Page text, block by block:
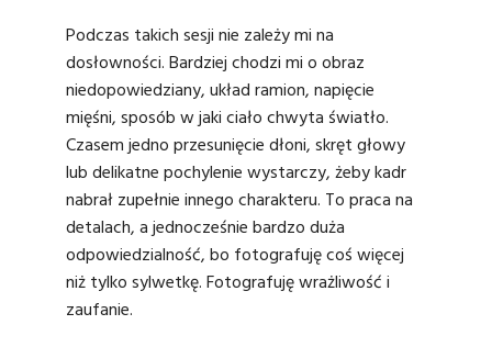
Podczas takich sesji nie zależy mi na
dosłowności. Bardziej chodzi mi o obraz
niedopowiedziany, układ ramion, napięcie
mięśni, sposób w jaki ciało chwyta światło.
Czasem jedno przesunięcie dłoni, skręt głowy
lub delikatne pochylenie wystarczy, żeby kadr
nabrał zupełnie innego charakteru. To praca na
detalach, a jednocześnie bardzo duża
odpowiedzialność, bo fotografuję coś więcej
niż tylko sylwetkę. Fotografuję wrażliwość i
zaufanie.